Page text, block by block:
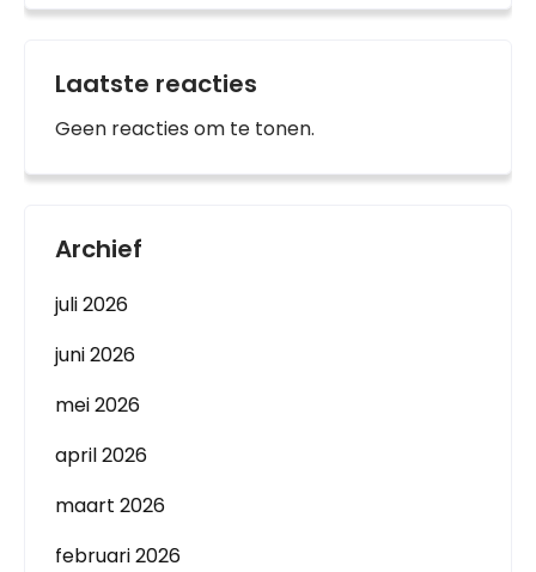
Laatste reacties
Geen reacties om te tonen.
Archief
juli 2026
juni 2026
mei 2026
april 2026
maart 2026
februari 2026